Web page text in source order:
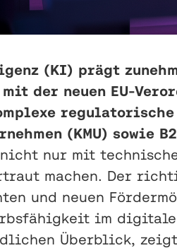
(KI) prägt
der neuen EU-
(KMU) sowie
nicht nur mit
machen. Der
und neuen
im
Überblick,